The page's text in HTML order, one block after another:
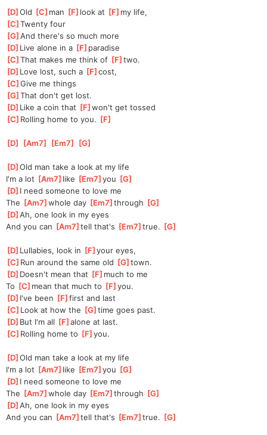
[D ]
Old [C ]man [F ]look at [F ]my life,
[C ]
Twenty four
[G ]
And there's so much more
[D ]Live alone in a [F ]paradise
[C ]
That makes me think of [F ]two.
[D ]Love lost, such a [F ]
cost,
[C ]
Give me things
[G ]
That don't get lost.
[D ]Like a coin that [F ]
won't get tossed
[C ]Rolling home to you. [F
[D [Am7 [Em7 [G
[D ]
Old man take a look at my life
I'm a lot [Am7 ]like [Em7 ]
you [G
[D ]I need someone to love me
The [Am7 ]
whole day [Em7 ]through [G
[D ]
Ah, one look in my eyes
And you can [Am7 ]tell that's [Em7 ]true. [G
[D ]Lullabies, look in [F ]
your eyes,
[C ]Run around the same old [G ]town.
[D ]Doesn't mean that [F ]much to me
To [C ]mean that much to [F ]
you.
[D ]I've been [F ]
first and last
[C ]Look at how the [G ]time goes past.
[D ]But I'm all [F ]
alone at last.
[C ]Rolling home to [F ]
you.
[D ]
Old man take a look at my life
I'm a lot [Am7 ]like [Em7 ]
you [G
[D ]I need someone to love me
The [Am7 ]
whole day [Em7 ]through [G
[D ]
Ah, one look in my eyes
And you can [Am7 ]tell that's [Em7 ]true. [G